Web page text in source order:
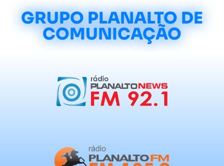
GRUPO PLANALTO DE
COMUNICAÇÃO